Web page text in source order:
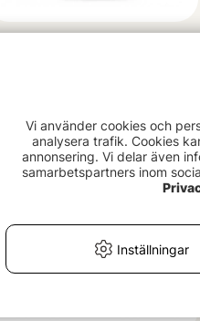
Vi använder cookies och
analysera trafik. Cookies
annonsering. Vi delar även
samarbetspartners inom
Inställningar